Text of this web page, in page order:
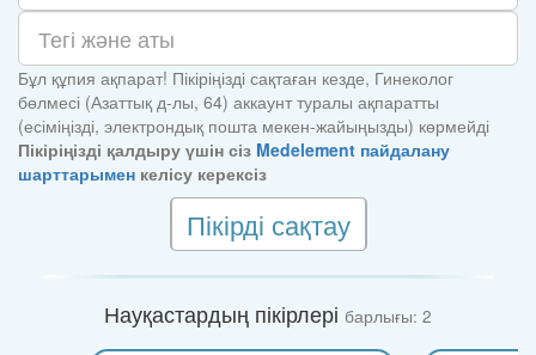
Бұл құпия ақпарат! Пікіріңізді сақтаған кезде, Гинеколог
бөлмесі (Азаттық д-лы, 64) аккаунт туралы ақпаратты
(есіміңізді, электрондық пошта мекен-жайыңызды) көрмейді
Пікіріңізді қалдыру үшін сіз Medelement пайдалану
шарттарымен келісу керексіз
Пікірді сақтау
Науқастардың пікірлері барлығы: 2